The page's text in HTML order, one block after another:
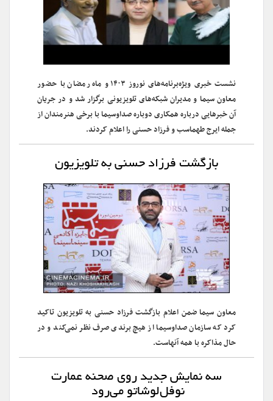
نشست خبری ویژه‌برنامه‌های نوروز ۱۴۰۳ و ماه رمضان با حضور
معاون سیما و مدیران شبکه‌های تلویزیونی برگزار شد و در جریان
آن خبرهایی درباره همکاری دوباره صداوسیما با برخی هنرمندان از
جمله ایرج طهماسب و فرزاد حسنی را اعلام کردند.
بازگشت فرزاد حسنی به تلویزیون
معاون سیما ضمن اعلام بازگشت فرزاد حسنی به تلویزیون تاکید
کرد که سازمان صداوسیما از هیچ برندی صرف نظر نمی‌کند و در
حال مذاکره با همه آنهاست.
سه نمایش جدید روی صحنه عمارت
نوفل‌لوشاتو می‌رود